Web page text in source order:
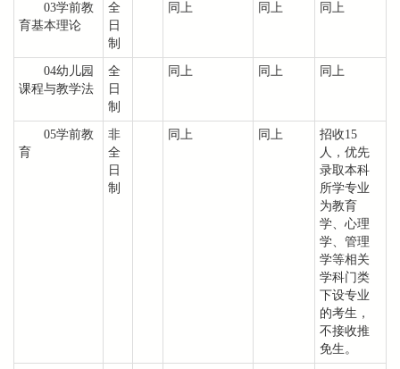
03学前教
育基本理论
全
日
制
同上 同上 同上
04幼儿园
课程与教学法
全
日
制
同上 同上 同上
05学前教
育
非
全
日
制
同上 同上
招收15
人，优先
录取本科
所学专业
为教育
学、心理
学、管理
学等相关
学科门类
下设专业
的考生，
不接收推
免生。